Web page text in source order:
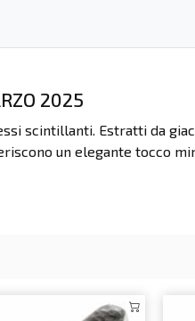
2025
scintillanti. Estratti da
un elegante tocco